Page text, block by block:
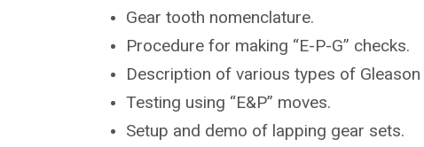
Gear tooth nomenclature.
Procedure for making “E-P-G” checks.
Description of various types of Gleason
Testing using “E&P” moves.
Setup and demo of lapping gear sets.